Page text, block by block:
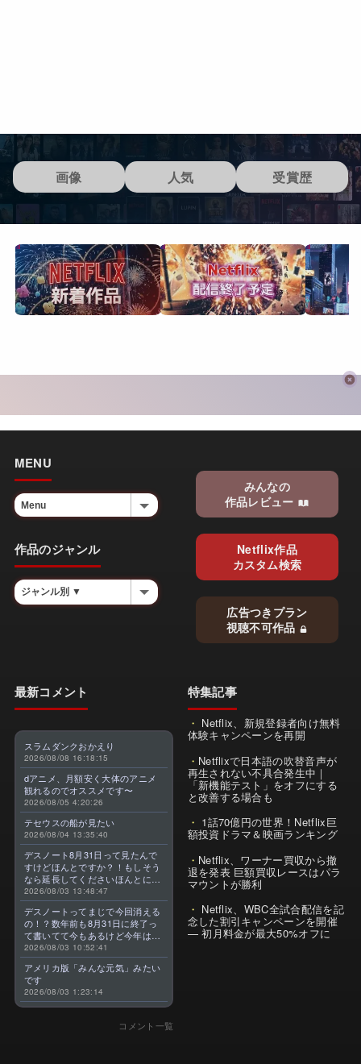
画像 人気 受賞歴
MENU
作品のジャンル
みんなの
作品レビュー
Netflix作品
カスタム検索
広告つきプラン
視聴不可作品
最新コメント
スラムダンクおかえり
2026/08/08 16:18:15
dアニメ、月額安く大体のアニメ
観れるのでオススメです〜
2026/08/05 4:20:26
テセウスの船が見たい
2026/08/04 13:35:40
デスノート8月31日って見たんで
すけどほんとですか？！もしそう
なら延長してくださいほんとに大
好きなんです😭
2026/08/03 13:48:47
デスノートってまじで今回消える
の！？数年前も8月31日に終了っ
て書いてて今もあるけど今年はま
じのやつ！？よくわからん！！で
きればなくならないでほしい！平
成アニメを振り返らせてくれっ
っ！！！！！！！
2026/08/03 10:52:41
アメリカ版「みんな元気」みたい
です
2026/08/03 1:23:14
コメント一覧
特集記事
Netflix、新規登録者向け無料
体験キャンペーンを再開
Netflixで日本語の吹替音声が
再生されない不具合発生中｜
「新機能テスト」をオフにする
と改善する場合も
1話70億円の世界！Netflix巨
額投資ドラマ＆映画ランキング
Netflix、ワーナー買収から撤
退を発表 巨額買収レースはパラ
マウントが勝利
Netflix、WBC全試合配信を記
念した割引キャンペーンを開催
— 初月料金が最大50%オフに